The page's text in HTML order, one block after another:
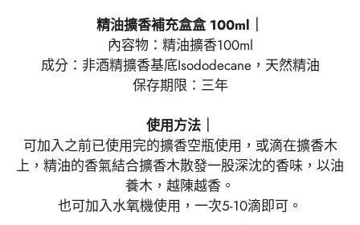
精油擴香補充盒盒 100ml｜
內容物：精油擴香100ml
成分：非酒精擴香基底Isododecane，天然精油
保存期限：三年
使用方法｜
可加入之前已使用完的擴香空瓶使用，或滴在擴香木
上，精油的香氣結合擴香木散發一股深沈的香味，以油
養木，越陳越香。
也可加入水氧機使用，一次5-10滴即可。